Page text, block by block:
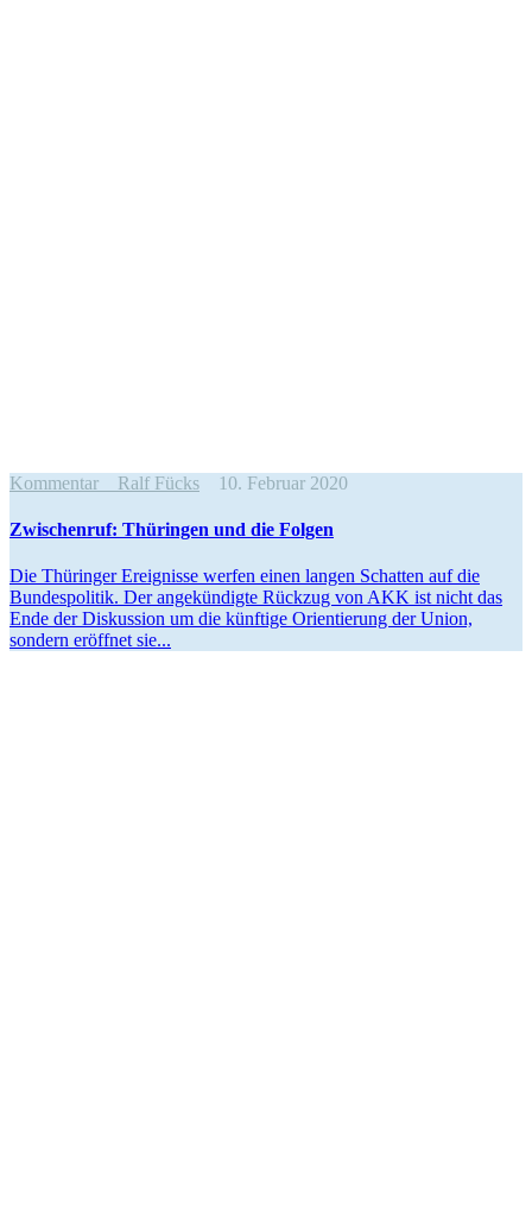
Kommentar Ralf Fücks 10. Februar 2020
Zwischenruf: Thüringen und die Folgen
Die Thüringer Ereig­nisse werfen einen langen Schatten auf die
Bundes­po­litik. Der angekün­digte Rückzug von AKK ist nicht das
Ende der Diskussion um die künftige Orien­tierung der Union,
sondern eröffnet sie...